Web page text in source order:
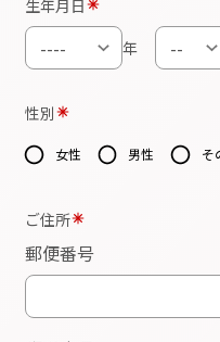
4.
スタジオの施設利用
他の事故などについ
スタジオ内の備品の
座で使用するテキス
い。